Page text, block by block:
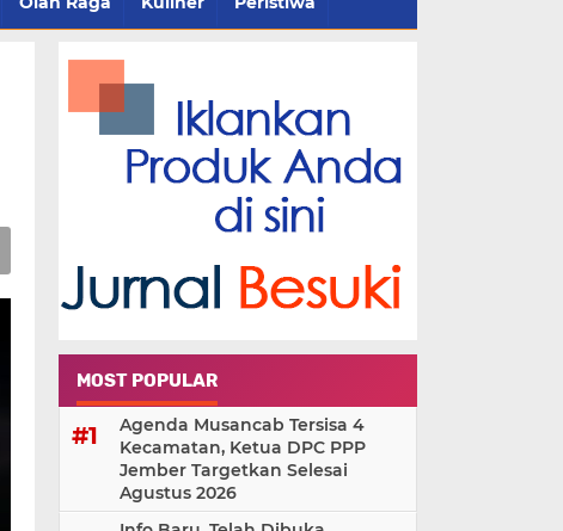
MOST POPULAR
Agenda Musancab Tersisa 4
Kecamatan, Ketua DPC PPP
Jember Targetkan Selesai
Agustus 2026